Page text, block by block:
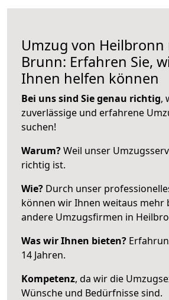
Umzug von Heilbronn
Brunn: Erfahren Sie,
Ihnen helfen können
Bei uns sind Sie genau richtig,
zuverlässige und erfahrene
suchen!
Warum?Weil unser
richtig ist.
Wie? Durch unser
können wir Ihnen weitaus mehr
andere Umzugsfirmen in
Was wir Ihnen bieten?
14 Jahren.
Kompetenz, da wir die
Wünsche und Bedürfnisse sind.